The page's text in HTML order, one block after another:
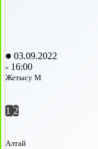
03.09.2022
- 16:00
Жетысу М
1 2
Алтай